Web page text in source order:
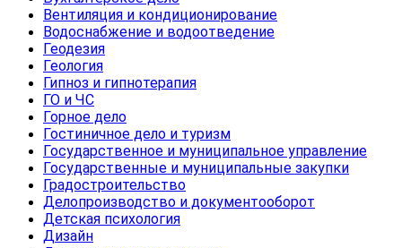
Вентиляция и кондиционирование
Водоснабжение и водоотведение
Геодезия
Геология
Гипноз и гипнотерапия
ГО и ЧС
Горное дело
Гостиничное дело и туризм
Государственное и муниципальное управление
Государственные и муниципальные закупки
Градостроительство
Делопроизводство и документооборот
Детская психология
Дизайн